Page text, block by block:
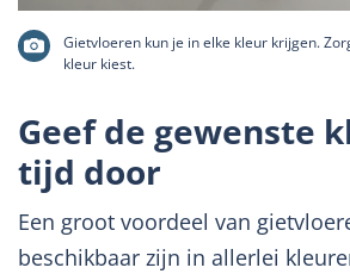
Gietvloeren kun je in elke kleur krijgen.
kleur kiest.
Geef de gewenste
tijd door
Een groot voordeel van
beschikbaar zijn in allerlei